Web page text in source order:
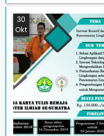
30
Okt